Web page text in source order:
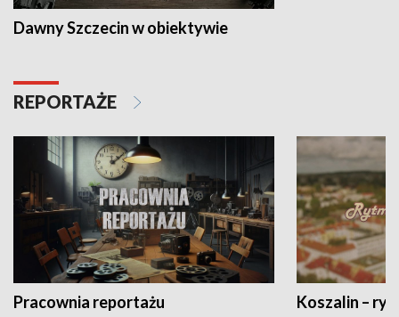
Dawny Szczecin w obiektywie
REPORTAŻE
Pracownia reportażu Koszalin –